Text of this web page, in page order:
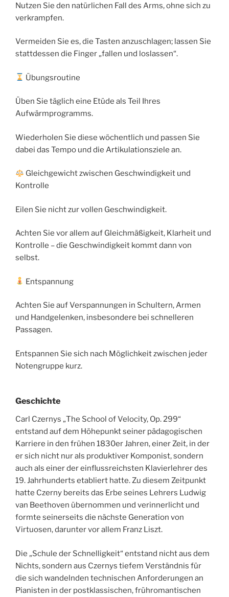
Nutzen Sie den natürlichen Fall des Arms, ohne sich zu
verkrampfen.
Vermeiden Sie es, die Tasten anzuschlagen; lassen Sie
stattdessen die Finger „fallen und loslassen“.
Übungsroutine
Üben Sie täglich eine Etüde als Teil Ihres
Aufwärmprogramms.
Wiederholen Sie diese wöchentlich und passen Sie
dabei das Tempo und die Artikulationsziele an.
Gleichgewicht zwischen Geschwindigkeit und
Kontrolle
Eilen Sie nicht zur vollen Geschwindigkeit.
Achten Sie vor allem auf Gleichmäßigkeit, Klarheit und
Kontrolle – die Geschwindigkeit kommt dann von
selbst.
Entspannung
Achten Sie auf Verspannungen in Schultern, Armen
und Handgelenken, insbesondere bei schnelleren
Passagen.
Entspannen Sie sich nach Möglichkeit zwischen jeder
Notengruppe kurz.
Geschichte
Carl Czernys „The School of Velocity, Op. 299“
entstand auf dem Höhepunkt seiner pädagogischen
Karriere in den frühen 1830er Jahren, einer Zeit, in der
er sich nicht nur als produktiver Komponist, sondern
auch als einer der einflussreichsten Klavierlehrer des
19. Jahrhunderts etabliert hatte. Zu diesem Zeitpunkt
hatte Czerny bereits das Erbe seines Lehrers Ludwig
van Beethoven übernommen und verinnerlicht und
formte seinerseits die nächste Generation von
Virtuosen, darunter vor allem Franz Liszt.
Die „Schule der Schnelligkeit“ entstand nicht aus dem
Nichts, sondern aus Czernys tiefem Verständnis für
die sich wandelnden technischen Anforderungen an
Pianisten in der postklassischen, frühromantischen